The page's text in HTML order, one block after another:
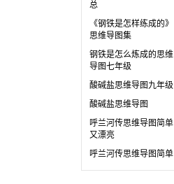
总
《钢铁是怎样练成的》
思维导图集
钢铁是怎么炼成的思维
导图七年级
酸碱盐思维导图九年级
酸碱盐思维导图
呼兰河传思维导图简单
又漂亮
呼兰河传思维导图简单